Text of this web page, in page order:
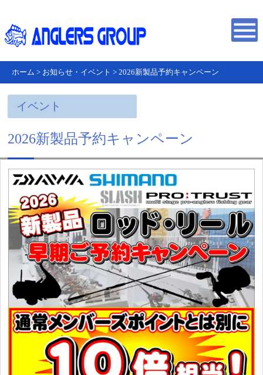
ホーム > お知らせ・イベント > 2026新製品予約キャンペーン
イベント
2026新製品予約キャンペーン